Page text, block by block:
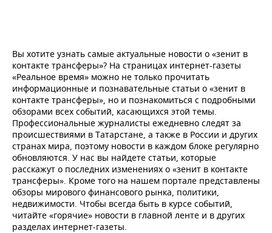
Вы хотите узнать самые актуальные новости о «зенит в
контакте трансферы»? На страницах интернет-газеты
«Реальное время» можно не только прочитать
информационные и познавательные статьи о «зенит в
контакте трансферы», но и познакомиться с подробными
обзорами всех событий, касающихся этой темы.
Профессиональные журналисты ежедневно следят за
происшествиями в Татарстане, а также в России и других
странах мира, поэтому новости в каждом блоке регулярно
обновляются. У нас вы найдете статьи, которые
расскажут о последних изменениях о «зенит в контакте
трансферы». Кроме того на нашем портале представлены
обзоры мирового финансового рынка, политики,
недвижимости. Чтобы всегда быть в курсе событий,
читайте «горячие» новости в главной ленте и в других
разделах интернет-газеты.